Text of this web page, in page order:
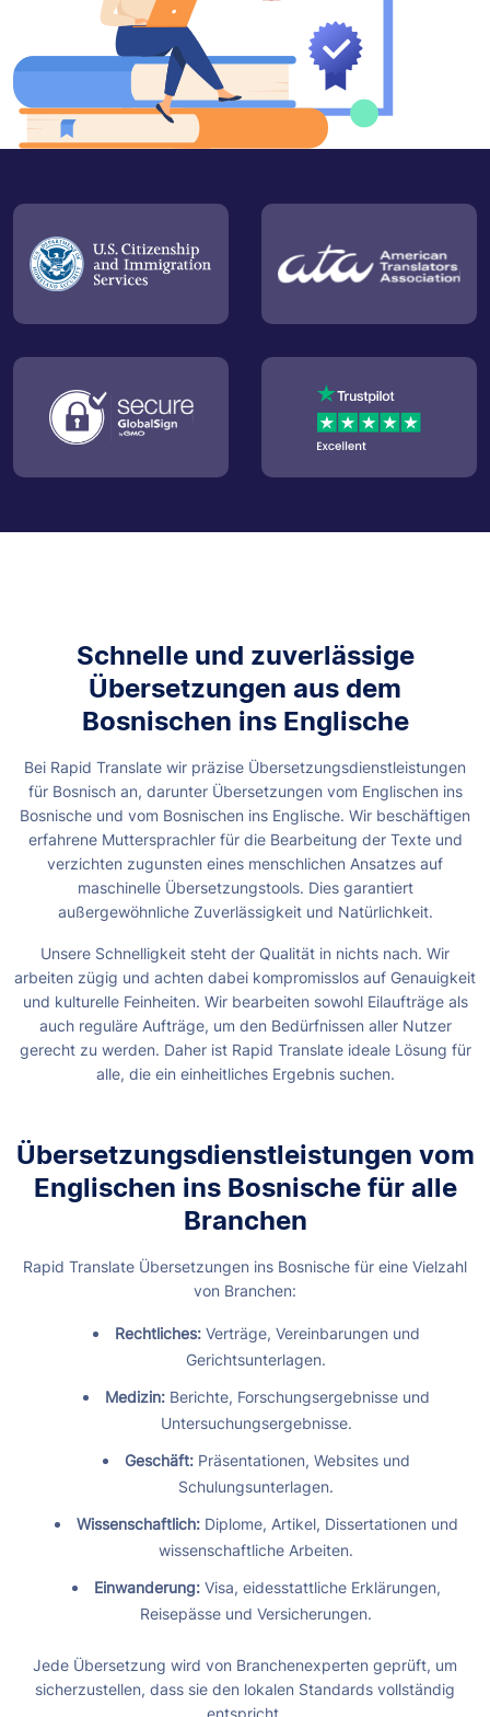
Schnelle und zuverlässige
Übersetzungen aus dem
Bosnischen ins Englische
Bei Rapid Translate wir präzise Übersetzungsdienstleistungen
für Bosnisch an, darunter Übersetzungen vom Englischen ins
Bosnische und vom Bosnischen ins Englische. Wir beschäftigen
erfahrene Muttersprachler für die Bearbeitung der Texte und
verzichten zugunsten eines menschlichen Ansatzes auf
maschinelle Übersetzungstools. Dies garantiert
außergewöhnliche Zuverlässigkeit und Natürlichkeit.
Unsere Schnelligkeit steht der Qualität in nichts nach. Wir
arbeiten zügig und achten dabei kompromisslos auf Genauigkeit
und kulturelle Feinheiten. Wir bearbeiten sowohl Eilaufträge als
auch reguläre Aufträge, um den Bedürfnissen aller Nutzer
gerecht zu werden. Daher ist Rapid Translate ideale Lösung für
alle, die ein einheitliches Ergebnis suchen.
Übersetzungsdienstleistungen vom
Englischen ins Bosnische für alle
Branchen
Rapid Translate Übersetzungen ins Bosnische für eine Vielzahl
von Branchen:
Rechtliches:Verträge, Vereinbarungen und
Gerichtsunterlagen.
Medizin:Berichte, Forschungsergebnisse und
Untersuchungsergebnisse.
Geschäft:Präsentationen, Websites und
Schulungsunterlagen.
Wissenschaftlich:Diplome, Artikel, Dissertationen und
wissenschaftliche Arbeiten.
Einwanderung:Visa, eidesstattliche Erklärungen,
Reisepässe und Versicherungen.
Jede Übersetzung wird von Branchenexperten geprüft, um
sicherzustellen, dass sie den lokalen Standards vollständig
entspricht.